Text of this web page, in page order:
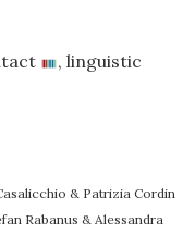
, linguistic
& Patrizia Cordin
Rabanus & Alessandra